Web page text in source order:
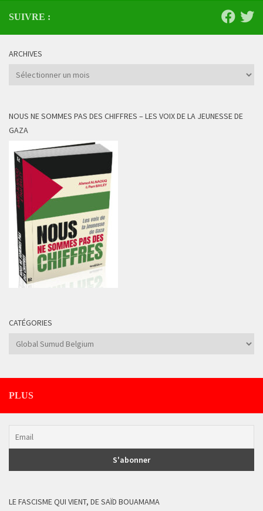
SUIVRE :
ARCHIVES
Archives
NOUS NE SOMMES PAS DES CHIFFRES – LES VOIX DE LA JEUNESSE DE
GAZA
CATÉGORIES
Catégories
PLUS
LE FASCISME QUI VIENT, DE SAÏD BOUAMAMA